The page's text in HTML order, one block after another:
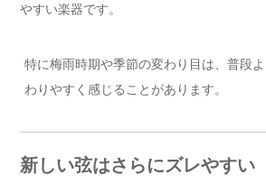
やすい楽器です。
特に梅雨時期や季節の変わり目は、普段
わりやすく感じることがあります。
新しい弦はさらにズレやすい